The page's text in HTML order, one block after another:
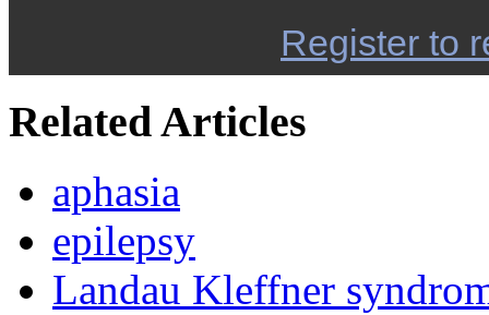
Register to
Related Articles
aphasia
epilepsy
Landau Kleffner